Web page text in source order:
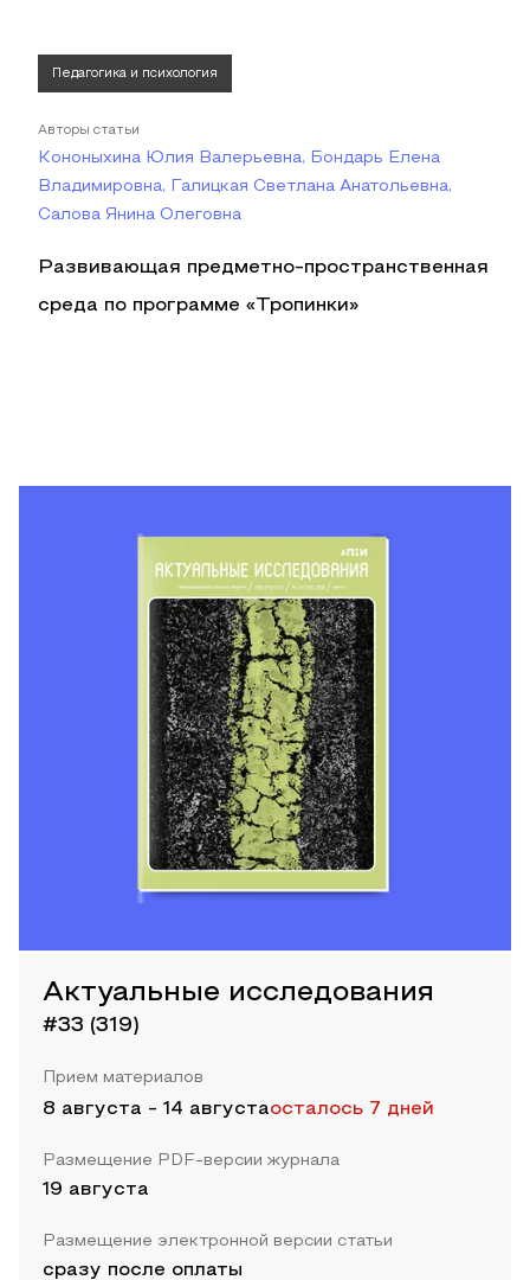
Педагогика и психология
Авторы статьи
Кононыхина Юлия Валерьевна, Бондарь Елена
Владимировна, Галицкая Светлана Анатольевна,
Салова Янина Олеговна
Развивающая предметно-пространственная
среда по программе «Тропинки»
Актуальные исследования
#33 (319)
Прием материалов
8 августа - 14 августаосталось 7 дней
Размещение PDF-версии журнала
19 августа
Размещение электронной версии статьи
сразу после оплаты